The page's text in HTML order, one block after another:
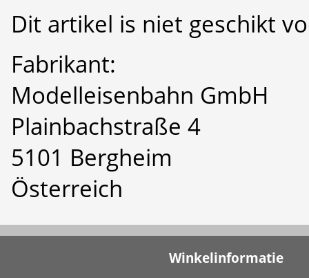
Dit artikel is niet geschikt
Fabrikant:
Modelleisenbahn GmbH
Plainbachstraße 4
5101 Bergheim
Österreich
Winkelinformatie